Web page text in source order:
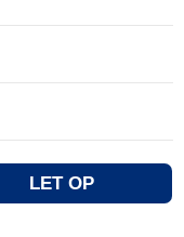
LET OP